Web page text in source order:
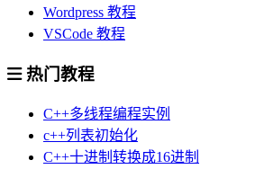
Wordpress 教程
VSCode 教程
热门教程
C++多线程编程实例
c++列表初始化
C++十进制转换成16进制